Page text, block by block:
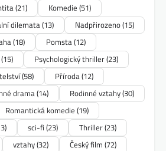
(21) Komedie (51)
dilemata(13) Nadpřirozeno(15)
(18) Pomsta(12)
(15) Psychologický thriller(23)
(58) Příroda(12)
drama(14) Rodinné vztahy(30)
Romantická komedie (19)
sci-fi (23) Thriller(23)
vztahy(32) Český film (72)